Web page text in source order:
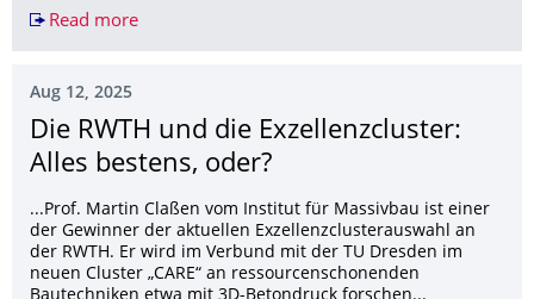
Read moreHeilende Töne Musik als Medizin
Aug 12, 2025
Die RWTH und die Exzellenzcluster:
Alles bestens, oder?
...Prof. Martin Claßen vom Institut für Massivbau ist einer
der Gewinner der aktuellen Exzellenzclusterauswahl an
der RWTH. Er wird im Verbund mit der TU Dresden im
neuen Cluster „CARE“ an ressourcenschonenden